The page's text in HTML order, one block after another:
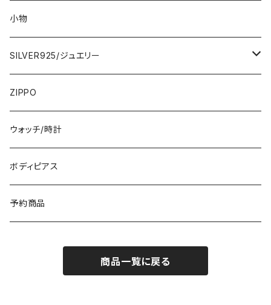
3000円
5000円
7000円
ロング・マキシ
ひざ・ミディ
トップス・カーディガン・アウター
カーディガン
イタリア製ジャケット
スカート・パンツ
大判ストール・ロングスカーフ
小さめスカーフ
コットンストール・スカーフ
冬物・マフラー
小物
SILVER925/ジュエリー
指輪・リング
ネックレス・ペンダントトップ
ピアス・イヤリング
ブレスレット・バングル
ZIPPO
ウォッチ/時計
ボディピアス
予約商品
商品一覧に戻る